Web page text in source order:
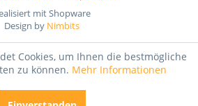
mit Shopware
Design by Nimbits
Cookies, um Ihnen die bestmögliche
zu können. Mehr Informationen